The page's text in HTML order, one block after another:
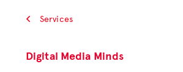
Services
Digital Media Minds